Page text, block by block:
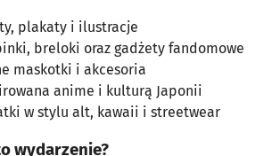
plakaty i ilustracje
breloki oraz gadżety fandomowe
maskotki i akcesoria
anime i kulturą Japonii
w stylu alt, kawaii i streetwear
wydarzenie?